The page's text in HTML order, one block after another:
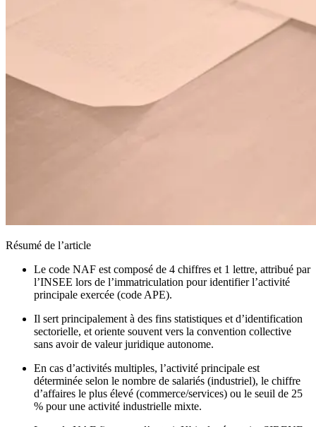
Résumé de l’article
Le code NAF est composé de 4 chiffres et 1 lettre, attribué par
l’INSEE lors de l’immatriculation pour identifier l’activité
principale exercée (code APE).
Il sert principalement à des fins statistiques et d’identification
sectorielle, et oriente souvent vers la convention collective
sans avoir de valeur juridique autonome.
En cas d’activités multiples, l’activité principale est
déterminée selon le nombre de salariés (industriel), le chiffre
d’affaires le plus élevé (commerce/services) ou le seuil de 25
% pour une activité industrielle mixte.